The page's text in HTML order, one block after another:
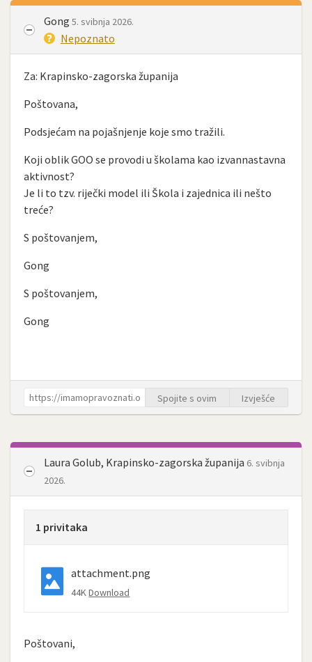
Gong 5. svibnja 2026.
Nepoznato
Za: Krapinsko-zagorska županija
Poštovana,
Podsjećam na pojašnjenje koje smo tražili.
Koji oblik GOO se provodi u školama kao izvannastavna
aktivnost?
Je li to tzv. riječki model ili Škola i zajednica ili nešto
treće?
S poštovanjem,
Gong
S poštovanjem,
Gong
Spojite s ovim Izvješće
Laura Golub, Krapinsko-zagorska županija 6. svibnja
2026.
1 privitaka
attachment.png
44KDownload
Poštovani,